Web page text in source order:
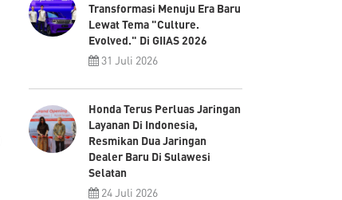
Transformasi Menuju Era Baru
Lewat Tema "Culture.
Evolved." Di GIIAS 2026
31 Juli 2026
Honda Terus Perluas Jaringan
Layanan Di Indonesia,
Resmikan Dua Jaringan
Dealer Baru Di Sulawesi
Selatan
24 Juli 2026